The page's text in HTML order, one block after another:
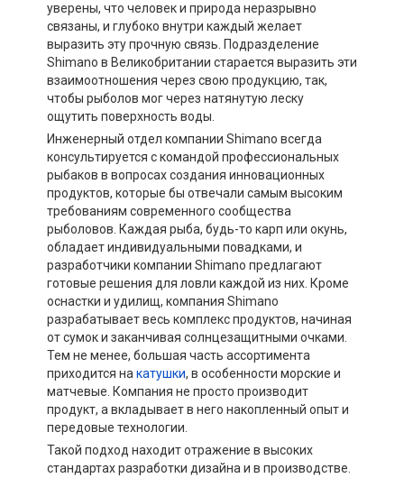
уверены, что человек и природа неразрывно
связаны, и глубоко внутри каждый желает
выразить эту прочную связь. Подразделение
Shimano в Великобритании старается выразить эти
взаимоотношения через свою продукцию, так,
чтобы рыболов мог через натянутую леску
ощутить поверхность воды.
Инженерный отдел компании Shimano всегда
консультируется с командой профессиональных
рыбаков в вопросах создания инновационных
продуктов, которые бы отвечали самым высоким
требованиям современного сообщества
рыболовов. Каждая рыба, будь-то карп или окунь,
обладает индивидуальными повадками, и
разработчики компании Shimano предлагают
готовые решения для ловли каждой из них. Кроме
оснастки и удилищ, компания Shimano
разрабатывает весь комплекс продуктов, начиная
от сумок и заканчивая солнцезащитными очками.
Тем не менее, большая часть ассортимента
приходится накатушки, в особенности морские и
матчевые. Компания не просто производит
продукт, а вкладывает в него накопленный опыт и
передовые технологии.
Такой подход находит отражение в высоких
стандартах разработки дизайна и в производстве.